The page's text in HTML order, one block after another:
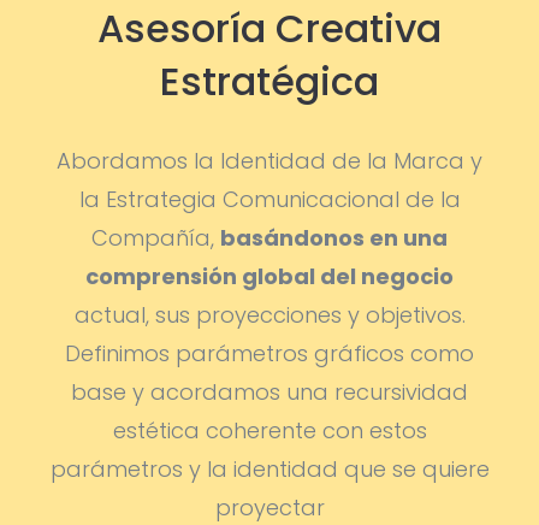
Asesoría Creativa
Estratégica
Abordamos la Identidad de la Marca y
la Estrategia Comunicacional de la
Compañía, basándonos en una
comprensión global del negocio
actual, sus proyecciones y objetivos.
Definimos parámetros gráficos como
base y acordamos una recursividad
estética coherente con estos
parámetros y la identidad que se quiere
proyectar